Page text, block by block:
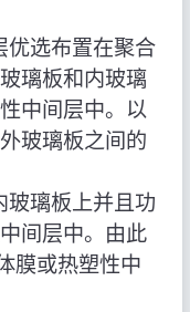
优选布置在聚合
璃板和内玻璃
中间层中。以
玻璃板之间的
玻璃板上并且功
间层中。由此
膜或热塑性中